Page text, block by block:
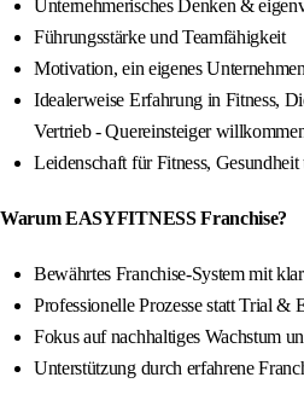
Unternehmerisches Denken &
Führungsstärke und Teamfähigkeit
Motivation, ein eigenes
Idealerweise Erfahrung in Fitness,
Vertrieb - Quereinsteiger
Leidenschaft für Fitness,
Warum EASYFITNESS Franchise?
Bewährtes Franchise-System mit
Professionelle Prozesse statt Trial &
Fokus auf nachhaltiges Wachstum
Unterstützung durch erfahrene